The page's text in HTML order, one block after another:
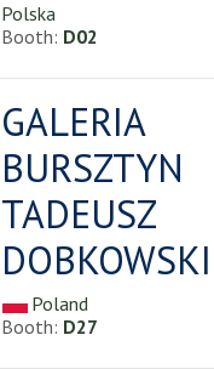
Polska
Booth: D02
GALERIA
BURSZTYN
TADEUSZ
DOBKOWSKI
Poland
Booth: D27